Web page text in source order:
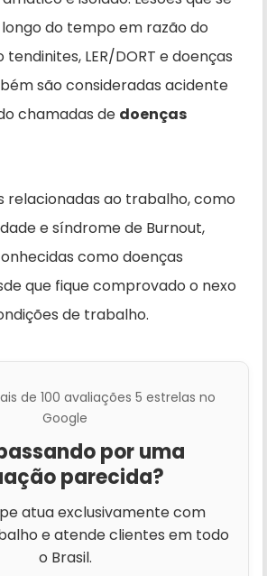
do tempo em razão do
LER/DORT e doenças
são consideradas acidente
chamadas de doenças
relacionadas ao trabalho, como
e síndrome de Burnout,
como doenças
que fique comprovado o nexo
de trabalho.
de 100 avaliações 5 estrelas no
Google
por uma
parecida?
atua exclusivamente com
e atende clientes em todo
o Brasil.